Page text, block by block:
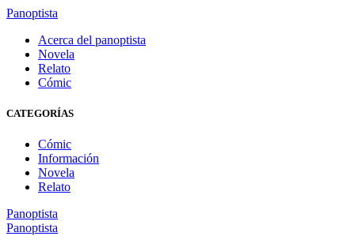
Panoptista
Acerca del panoptista
Novela
Relato
Cómic
CATEGORÍAS
Cómic
Información
Novela
Relato
Panoptista
Panoptista